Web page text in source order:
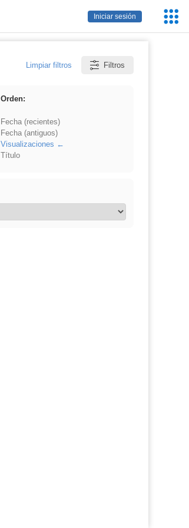
Iniciar sesión
Limpiar filtros Filtros
Orden:
Fecha (recientes)
Fecha (antiguos)
Visualizaciones
Título